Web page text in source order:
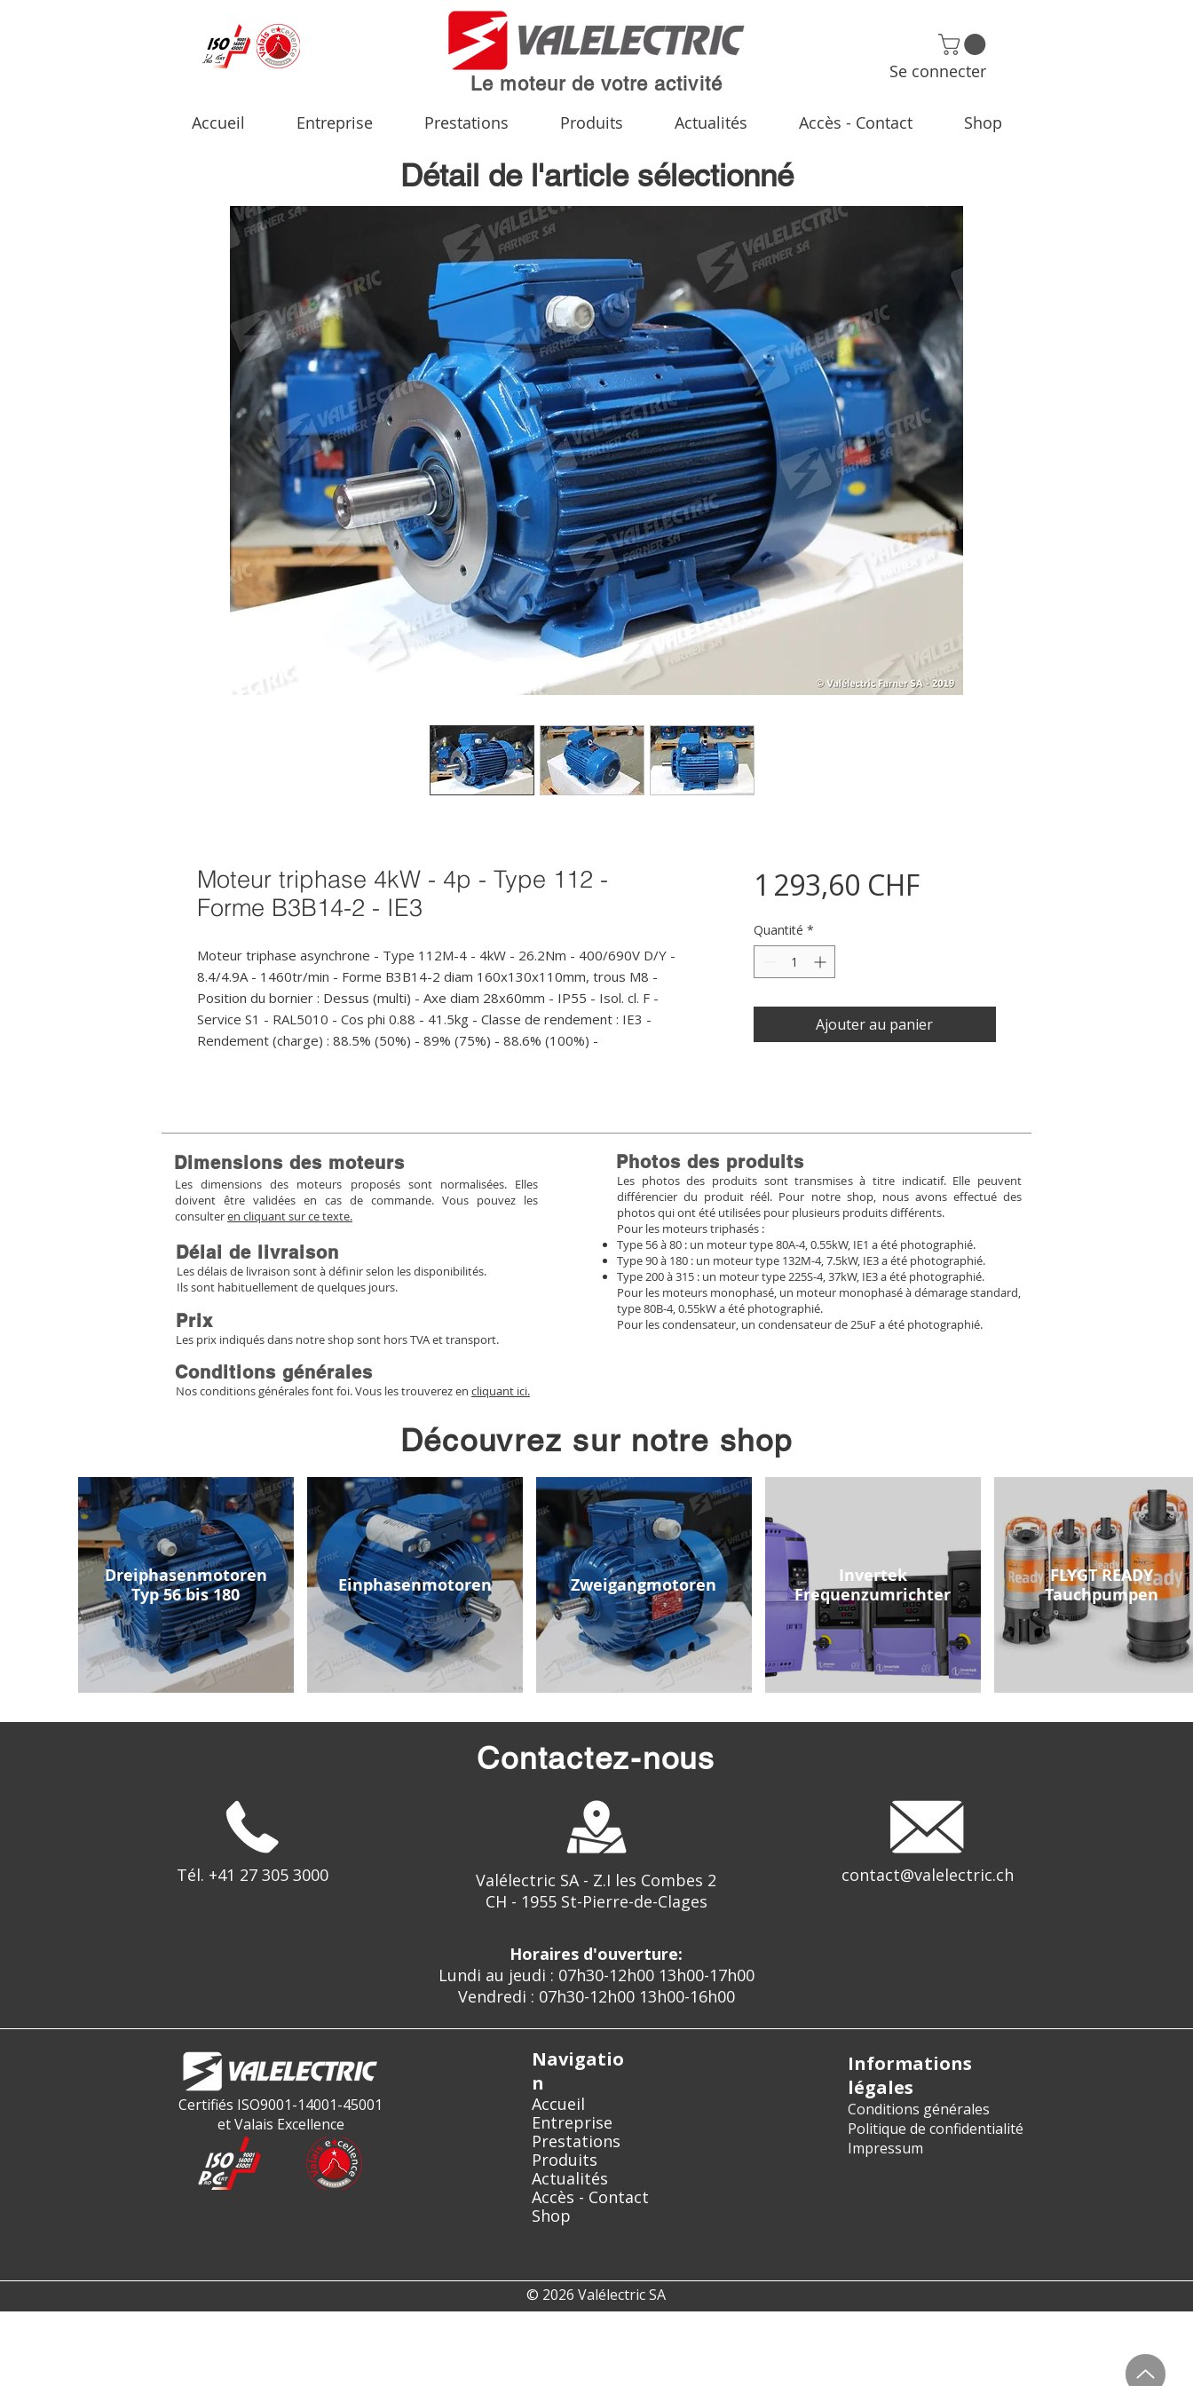
Le moteur de votre activité
Se connecter
Accueil Entreprise Prestations Produits Actualités Accès - Contact Shop
Détail de l'article sélectionné
Moteur triphase 4kW - 4p - Type 112 -
Forme B3B14-2 - IE3
Moteur triphase asynchrone - Type 112M-4 - 4kW - 26.2Nm - 400/690V D/Y -
8.4/4.9A - 1460tr/min - Forme B3B14-2 diam 160x130x110mm, trous M8 -
Position du bornier : Dessus (multi) - Axe diam 28x60mm - IP55 - Isol. cl. F -
Service S1 - RAL5010 - Cos phi 0.88 - 41.5kg - Classe de rendement : IE3 -
Rendement (charge) : 88.5% (50%) - 89% (75%) - 88.6% (100%) -
1 293,60 CHFPrix
Quantité *
Ajouter au panier
Dimensions des moteurs
Les dimensions des moteurs proposés sont normalisées. Elles
doivent être validées en cas de commande. Vous pouvez les
consulteren cliquant sur ce texte.
Délai de livraison
Les délais de livraison sont à définir selon les disponibilités.
Ils sont habituellement de quelques jours.
Prix
Les prix indiqués dans notre shop sont hors TVA et transport.
Conditions générales
Nos conditions générales font foi. Vous les trouverez en cliquant ici.
Photos des produits
Les photos des produits sont transmises à titre indicatif. Elle peuvent
différencier du produit réél. Pour notre shop, nous avons effectué des
photos qui ont été utilisées pour plusieurs produits différents.
Pour les moteurs triphasés :
Type 56 à 80 : un moteur type 80A-4, 0.55kW, IE1 a été photographié.
Type 90 à 180 : un moteur type 132M-4, 7.5kW, IE3 a été photographié.
Type 200 à 315 : un moteur type 225S-4, 37kW, IE3 a été photographié.
Pour les moteurs monophasé, un moteur monophasé à démarage standard,
type 80B-4, 0.55kW a été photographié.
Pour les condensateur, un condensateur de 25uF a été photographié.
Découvrez sur notre shop
Dreiphasenmotoren
Typ 56 bis 180
Einphasenmotoren Zweigangmotoren
Invertek
Frequenzumrichter
FLYGT READY
Tauchpumpen
Contactez-nous
Tél. +41 27 305 3000
Valélectric SA - Z.I les Combes 2
CH - 1955 St-Pierre-de-Clages
contact@valelectric.ch
Horaires d'ouverture:
Lundi au jeudi : 07h30-12h00 13h00-17h00
Vendredi : 07h30-12h00 13h00-16h00
Certifiés ISO9001-14001-45001
et Valais Excellence
Navigatio
n
Accueil
Entreprise
Prestations
Produits
Actualités
Accès - Contact
Shop
Informations
légales
Conditions générales
Politique de confidentialité
Impressum
© 2026 Valélectric SA